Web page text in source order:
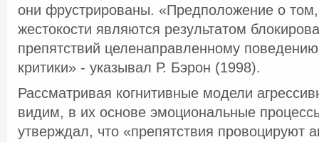
они фрустрированы. «Предположение о
жестокости являются результатом
препятствий целенаправленному
критики» - указывал Р. Бэрон (1998).
Рассматривая когнитивные модели
видим, в их основе эмоциональные
утверждал, что «препятствия провоцируют